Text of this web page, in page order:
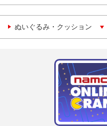
ぬいぐるみ・クッション